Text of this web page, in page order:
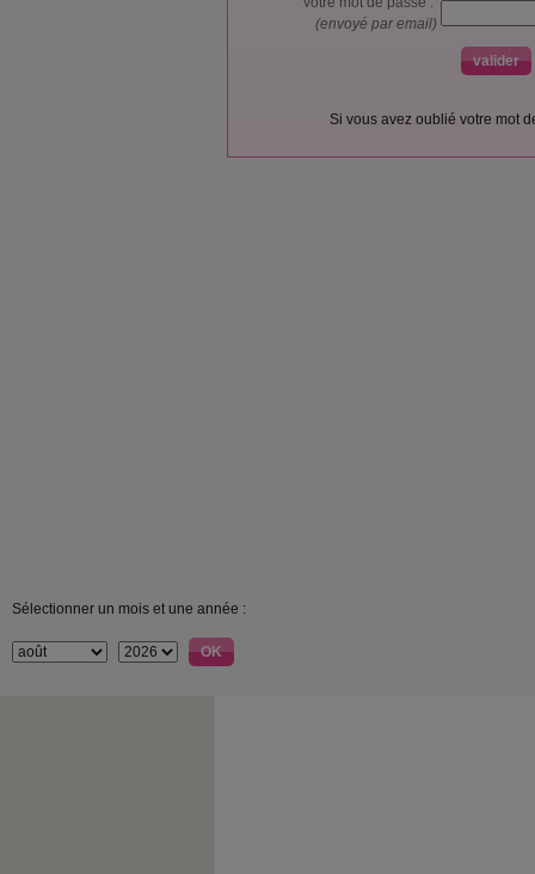
(envoyé par email)
Si vous avez oublié votre mot
Sélectionner un mois et une année :